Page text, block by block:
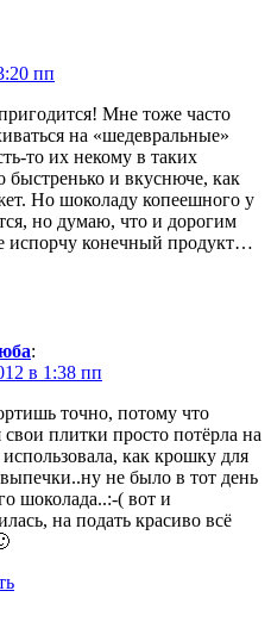
пп
Мне тоже часто
на «шедевральные»
то их некому в таких
быстренько и вкуснюче, как
Но шоколаду копеешного у
но думаю, что и дорогим
испорчу конечный продукт…
:
в 1:38 пп
точно, потому что
плитки просто потёрла на
как крошку для
не было в тот день
шоколада..:-( вот и
на подать красиво всё